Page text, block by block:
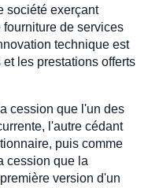
société exerçant
de services
technique est
les prestations offerts
cession que l'un des
l'autre cédant
puis comme
cession que la
version d'un